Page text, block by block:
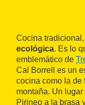
Cocina
ecológica. Es lo
emblemático de
Cal Borrell es un
cocina como la de
montaña. Un
Pirineo a la brasa